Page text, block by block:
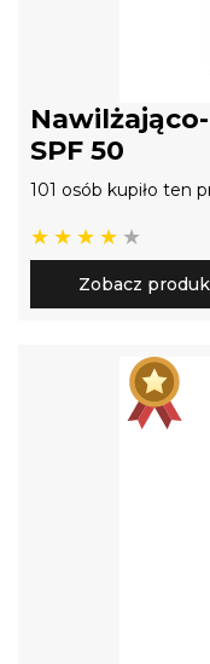
SPF 50
101 osób kupiło ten
Zobacz